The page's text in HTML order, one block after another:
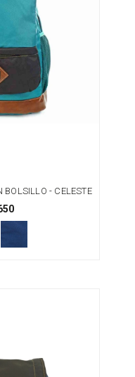
BOLSILLO - CELESTE